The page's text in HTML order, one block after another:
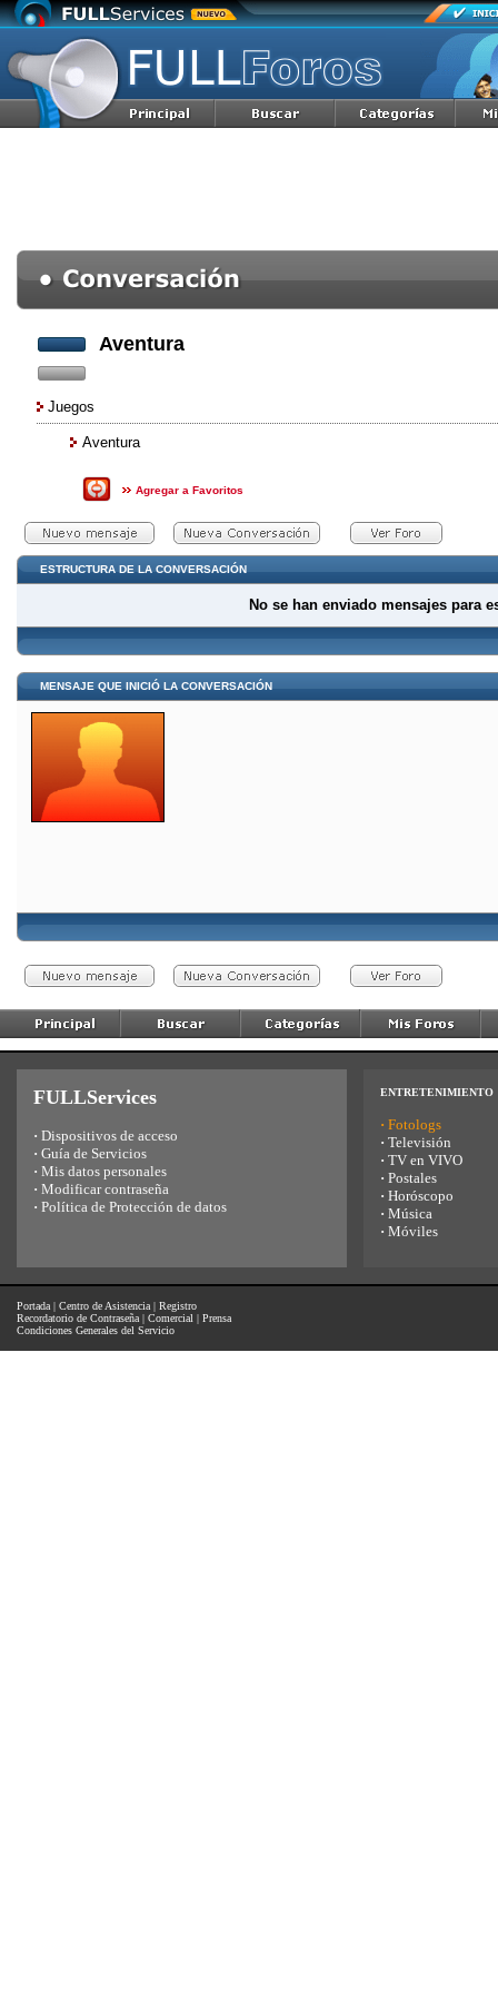
Aventura
Juegos
Aventura
Agregar a Favoritos
ESTRUCTURA DE LA CONVERSACIÓN
No se han enviado mensajes para
MENSAJE QUE INICIÓ LA CONVERSACIÓN
FULLServices
· Dispositivos de acceso
· Guía de Servicios
· Mis datos personales
· Modificar contraseña
· Política de Protección de datos
ENTRETENIMIENTO
· Fotologs
· Televisión
· TV en VIVO
· Postales
· Horóscopo
· Música
· Móviles
Portada | Centro de Asistencia | Registro
Recordatorio de Contraseña | Comercial | Prensa
Condiciones Generales del Servicio